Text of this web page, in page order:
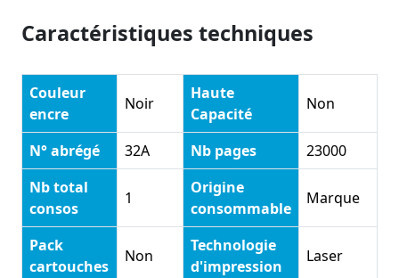
Caractéristiques techniques
Couleur
encre
Noir
Haute
Capacité
Non
N° abrégé 32A Nb pages
23000
Nb total
consos
1
Origine
consommable
Marque
Pack
cartouches
Non
Technologie
d'impression
Laser